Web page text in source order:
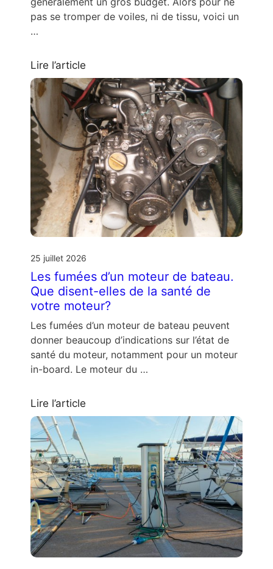
pas se tromper de voiles, ni de tissu, voici un
…
Lire l’article
25 juillet 2026
Les fumées d’un moteur de bateau.
Que disent-elles de la santé de
votre moteur?
Les fumées d’un moteur de bateau peuvent
donner beaucoup d’indications sur l’état de
santé du moteur, notamment pour un moteur
in-board. Le moteur du …
Lire l’article